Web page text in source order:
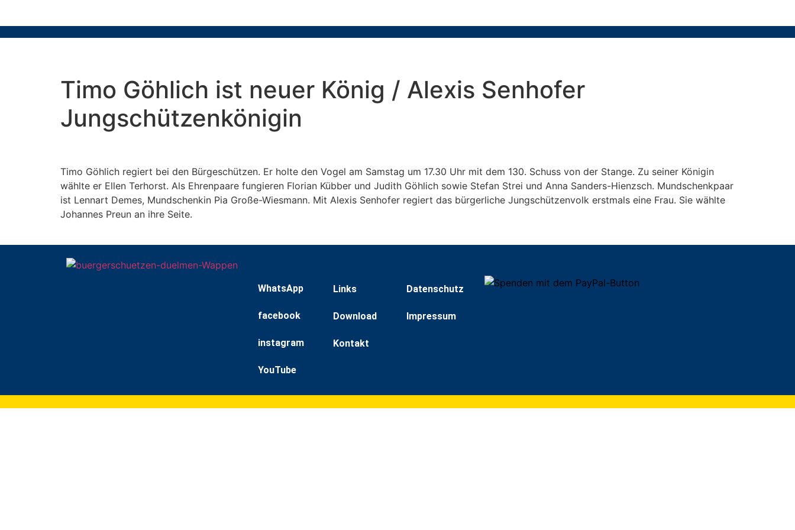
Timo Göhlich ist neuer König / Alexis Senhofer
Jungschützenkönigin
Timo Göhlich regiert bei den Bürgeschützen. Er holte den Vogel am Samstag um 17.30 Uhr mit dem 130. Schuss von der Stange. Zu seiner Königin
wählte er Ellen Terhorst. Als Ehrenpaare fungieren Florian Kübber und Judith Göhlich sowie Stefan Strei und Anna Sanders-Hienzsch. Mundschenkpaar
ist Lennart Demes, Mundschenkin Pia Große-Wiesmann. Mit Alexis Senhofer regiert das bürgerliche Jungschützenvolk erstmals eine Frau. Sie wählte
Johannes Preun an ihre Seite.
WhatsApp
facebook
instagram
YouTube
Links
Download
Kontakt
Datenschutz
Impressum